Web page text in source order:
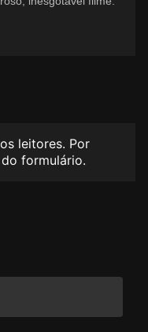
leitores. Por
formulário.